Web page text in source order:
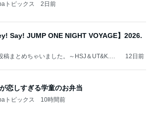
トピックス 2日前
Say! JUMP ONE NIGHT VOYAGE】2026.
稿まとめちゃいました。～HSJ＆UT&K.O.
12日前
恋しすぎる学童のお弁当
トピックス 10時間前